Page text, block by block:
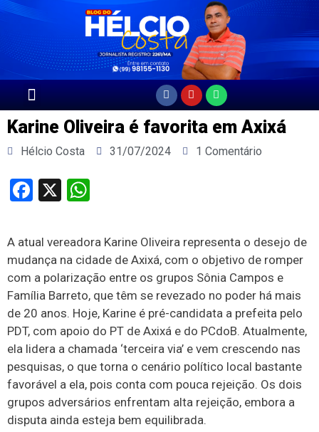
Karine Oliveira é favorita em Axixá
Hélcio Costa 31/07/2024 1 Comentário
Facebook
X
A atual vereadora Karine Oliveira representa o desejo de
mudança na cidade de Axixá, com o objetivo de romper
com a polarização entre os grupos Sônia Campos e
Família Barreto, que têm se revezado no poder há mais
de 20 anos. Hoje, Karine é pré-candidata a prefeita pelo
PDT, com apoio do PT de Axixá e do PCdoB. Atualmente,
ela lidera a chamada ‘terceira via’ e vem crescendo nas
pesquisas, o que torna o cenário político local bastante
favorável a ela, pois conta com pouca rejeição. Os dois
grupos adversários enfrentam alta rejeição, embora a
disputa ainda esteja bem equilibrada.